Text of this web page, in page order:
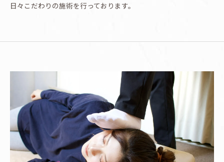
日々こだわりの施術を行っております。